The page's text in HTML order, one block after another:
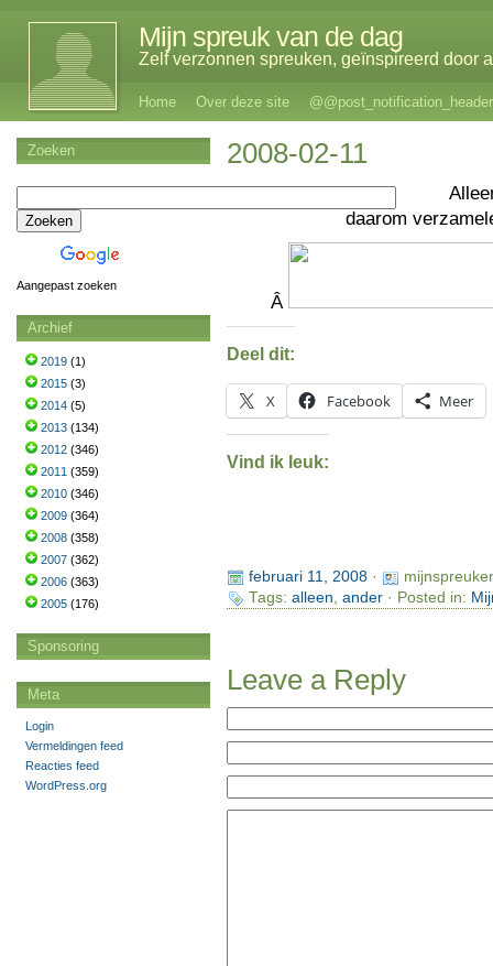
Mijn spreuk van de dag
Zelf verzonnen spreuken, geïnspireerd door
Home Over deze site @@post_notification_header
2008-02-11
daarom
Â
Deel dit:
X Facebook Meer
Vind ik leuk:
februari 11, 2008·
Tags: alleen, ander· Posted in:
Leave a Reply
Zoeken
Aangepast zoeken
Archief
2019 (1)
2015 (3)
2014 (5)
2013 (134)
2012 (346)
2011 (359)
2010 (346)
2009 (364)
2008 (358)
2007 (362)
2006 (363)
2005 (176)
Sponsoring
Meta
Login
Vermeldingen feed
Reacties feed
WordPress.org